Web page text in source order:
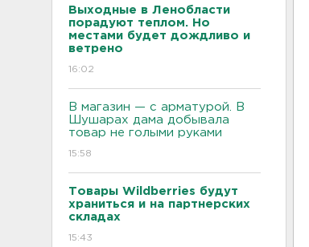
Выходные в Ленобласти
порадуют теплом. Но
местами будет дождливо и
ветрено
16:02
В магазин — с арматурой. В
Шушарах дама добывала
товар не голыми руками
15:58
Товары Wildberries будут
храниться и на партнерских
складах
15:43